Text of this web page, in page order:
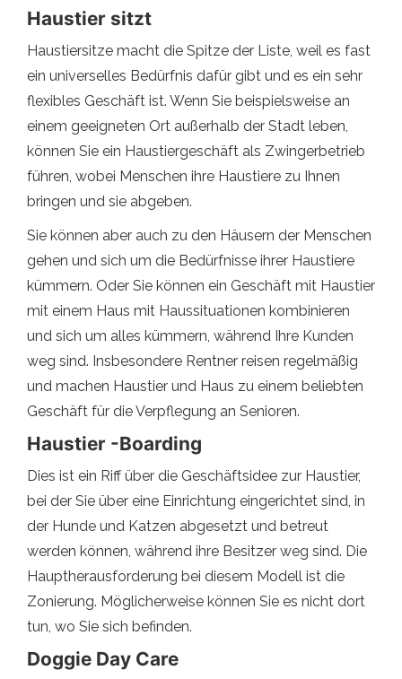
Haustier sitzt
Haustiersitze macht die Spitze der Liste, weil es fast
ein universelles Bedürfnis dafür gibt und es ein sehr
flexibles Geschäft ist. Wenn Sie beispielsweise an
einem geeigneten Ort außerhalb der Stadt leben,
können Sie ein Haustiergeschäft als Zwingerbetrieb
führen, wobei Menschen ihre Haustiere zu Ihnen
bringen und sie abgeben.
Sie können aber auch zu den Häusern der Menschen
gehen und sich um die Bedürfnisse ihrer Haustiere
kümmern. Oder Sie können ein Geschäft mit Haustier
mit einem Haus mit Haussituationen kombinieren
und sich um alles kümmern, während Ihre Kunden
weg sind. Insbesondere Rentner reisen regelmäßig
und machen Haustier und Haus zu einem beliebten
Geschäft für die Verpflegung an Senioren.
Haustier -Boarding
Dies ist ein Riff über die Geschäftsidee zur Haustier,
bei der Sie über eine Einrichtung eingerichtet sind, in
der Hunde und Katzen abgesetzt und betreut
werden können, während ihre Besitzer weg sind. Die
Hauptherausforderung bei diesem Modell ist die
Zonierung. Möglicherweise können Sie es nicht dort
tun, wo Sie sich befinden.
Doggie Day Care